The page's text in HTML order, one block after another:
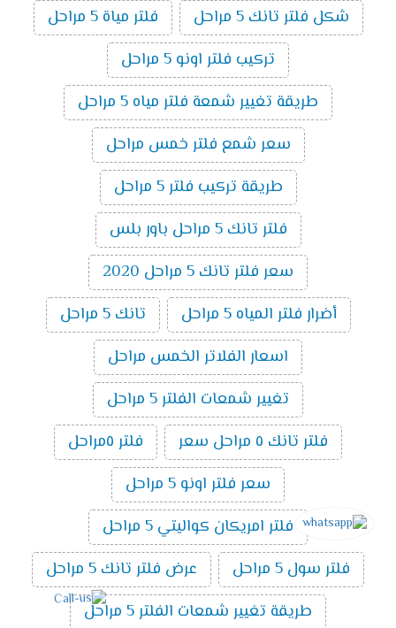
شكل فلتر تانك 5 مراحل
فلتر مياة 5 مراحل
تركيب فلتر اونو 5 مراحل
طريقة تغيير شمعة فلتر مياه 5 مراحل
سعر شمع فلتر خمس مراحل
طريقة تركيب فلتر 5 مراحل
فلتر تانك 5 مراحل باور بلس
سعر فلتر تانك 5 مراحل 2020
أضرار فلتر المياه 5 مراحل
تانك 5 مراحل
اسعار الفلاتر الخمس مراحل
تغيير شمعات الفلتر 5 مراحل
فلتر تانك ٥ مراحل سعر
فلتر ٥مراحل
سعر فلتر اونو 5 مراحل
فلتر امريكان كواليتي 5 مراحل
فلتر سول 5 مراحل
عرض فلتر تانك 5 مراحل
طريقة تغيير شمعات الفلتر 5 مراحل